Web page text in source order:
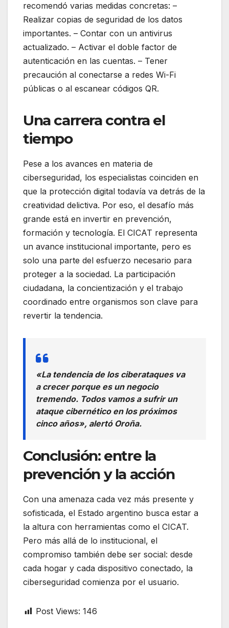
recomendó varias medidas concretas: –
Realizar copias de seguridad de los datos
importantes. – Contar con un antivirus
actualizado. – Activar el doble factor de
autenticación en las cuentas. – Tener
precaución al conectarse a redes Wi-Fi
públicas o al escanear códigos QR.
Una carrera contra el
tiempo
Pese a los avances en materia de
ciberseguridad, los especialistas coinciden en
que la protección digital todavía va detrás de la
creatividad delictiva. Por eso, el desafío más
grande está en invertir en prevención,
formación y tecnología. El CICAT representa
un avance institucional importante, pero es
solo una parte del esfuerzo necesario para
proteger a la sociedad. La participación
ciudadana, la concientización y el trabajo
coordinado entre organismos son clave para
revertir la tendencia.
«La tendencia de los ciberataques va
a crecer porque es un negocio
tremendo. Todos vamos a sufrir un
ataque cibernético en los próximos
cinco años», alertó Oroña.
Conclusión: entre la
prevención y la acción
Con una amenaza cada vez más presente y
sofisticada, el Estado argentino busca estar a
la altura con herramientas como el CICAT.
Pero más allá de lo institucional, el
compromiso también debe ser social: desde
cada hogar y cada dispositivo conectado, la
ciberseguridad comienza por el usuario.
Post Views: 146